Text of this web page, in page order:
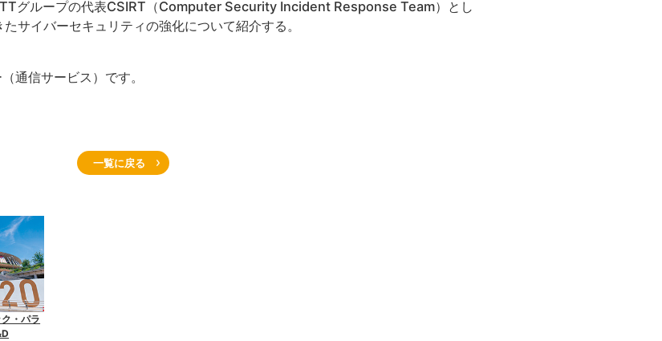
グループの代表CSIRT（Computer Security Incident Response Team）とし
サイバーセキュリティの強化について紹介する。
通信サービス）です。
一覧に戻る
・パラ